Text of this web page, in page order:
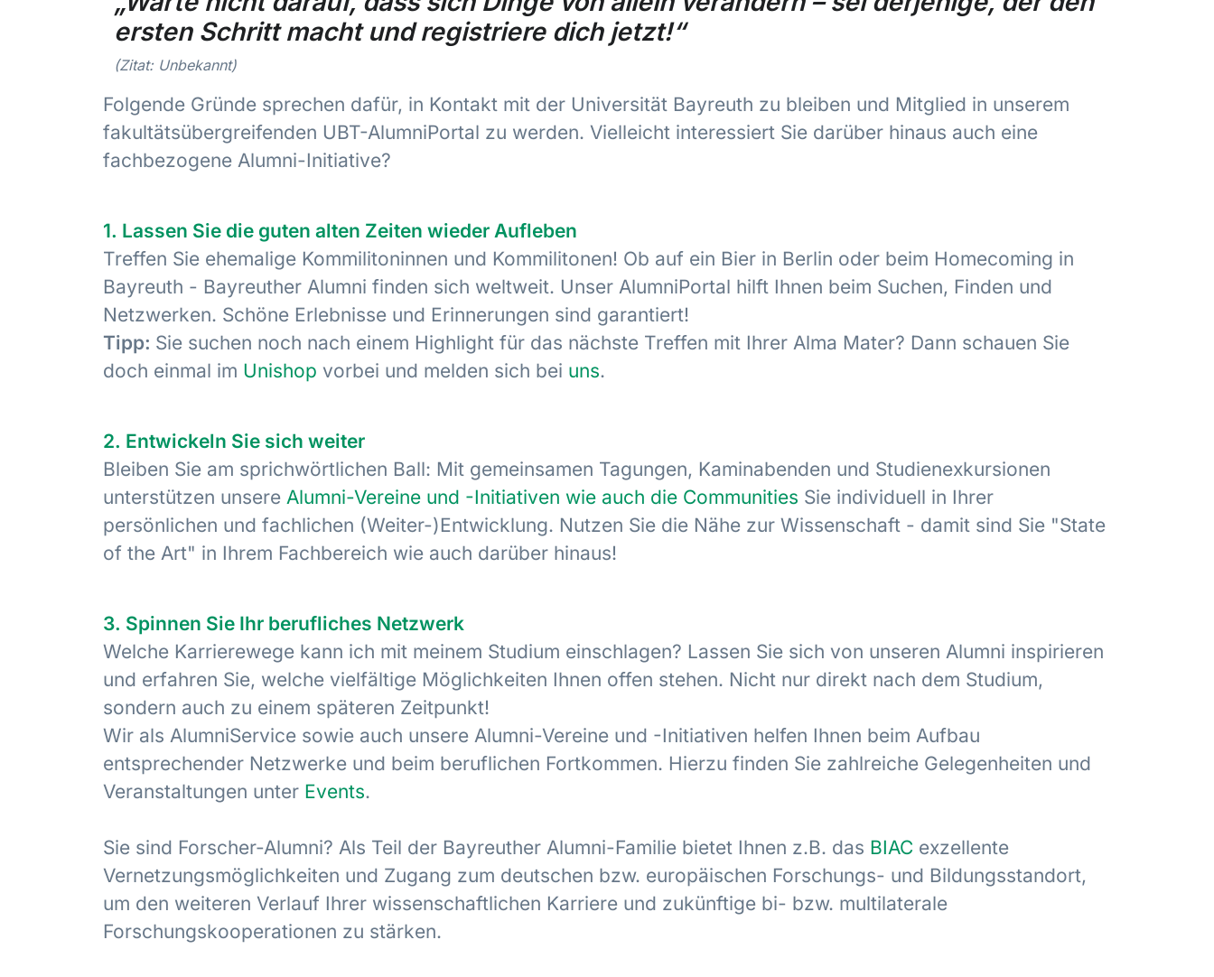
ersten Schritt macht und registriere dich jetzt!“
(Zitat: Unbekannt)
Folgende Gründe sprechen dafür, in Kontakt mit der Universität Bayreuth zu bleiben und Mitglied in unserem
fakultätsübergreifenden UBT-AlumniPortal zu werden. Vielleicht interessiert Sie darüber hinaus auch eine
fachbezogene Alumni-Initiative?
1. Lassen Sie die guten alten Zeiten wieder Aufleben
Treffen Sie ehemalige Kommilitoninnen und Kommilitonen! Ob auf ein Bier in Berlin oder beim Homecoming in
Bayreuth - Bayreuther Alumni finden sich weltweit. Unser AlumniPortal hilft Ihnen beim Suchen, Finden und
Netzwerken. Schöne Erlebnisse und Erinnerungen sind garantiert!
Tipp: Sie suchen noch nach einem Highlight für das nächste Treffen mit Ihrer Alma Mater? Dann schauen Sie
doch einmal im Unishop vorbei und melden sich bei uns.
2. Entwickeln Sie sich weiter
Bleiben Sie am sprichwörtlichen Ball: Mit gemeinsamen Tagungen, Kaminabenden und Studienexkursionen
unterstützen unsere Alumni-Vereine und -Initiativen wie auch die Communities Sie individuell in Ihrer
persönlichen und fachlichen (Weiter-)Entwicklung. Nutzen Sie die Nähe zur Wissenschaft - damit sind Sie "State
of the Art" in Ihrem Fachbereich wie auch darüber hinaus!
3. Spinnen Sie Ihr berufliches Netzwerk
Welche Karrierewege kann ich mit meinem Studium einschlagen? Lassen Sie sich von unseren Alumni inspirieren
und erfahren Sie, welche vielfältige Möglichkeiten Ihnen offen stehen. Nicht nur direkt nach dem Studium,
sondern auch zu einem späteren Zeitpunkt!
Wir als AlumniService sowie auch unsere Alumni-Vereine und -Initiativen helfen Ihnen beim Aufbau
entsprechender Netzwerke und beim beruflichen Fortkommen. Hierzu finden Sie zahlreiche Gelegenheiten und
Veranstaltungen unter Events.
Sie sind Forscher-Alumni? Als Teil der Bayreuther Alumni-Familie bietet Ihnen z.B. das BIAC exzellente
Vernetzungsmöglichkeiten und Zugang zum deutschen bzw. europäischen Forschungs- und Bildungsstandort,
um den weiteren Verlauf Ihrer wissenschaftlichen Karriere und zukünftige bi- bzw. multilaterale
Forschungskooperationen zu stärken.